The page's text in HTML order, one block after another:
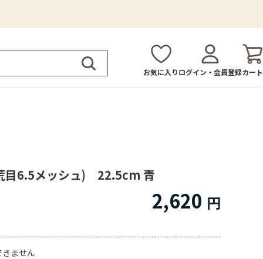
お気に入りログイン・会員登録カート
目6.5メッシュ) 22.5cm 青
2,620
ません